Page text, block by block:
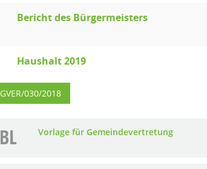
Bericht des Bürgermeisters
Haushalt 2019
GVER/030/2018
BL Vorlage für Gemeindevertretung